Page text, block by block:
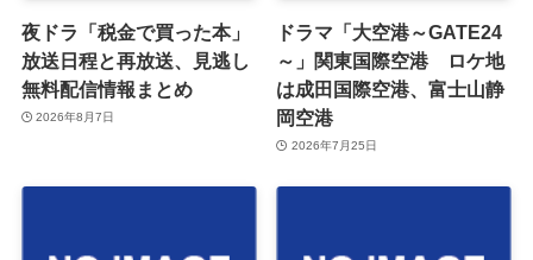
夜ドラ「税金で買った本」
放送日程と再放送、見逃し
無料配信情報まとめ
2026年8月7日
ドラマ「大空港～GATE24
～」関東国際空港 ロケ地
は成田国際空港、富士山静
岡空港
2026年7月25日